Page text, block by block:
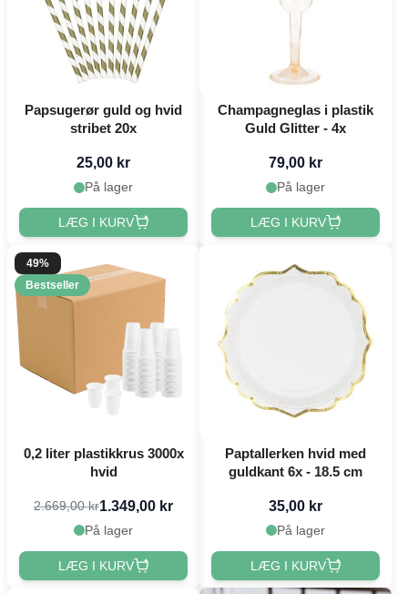
Papsugerør guld og hvid
stribet 20x
25,00 kr
På lager
LÆG I KURV
Champagneglas i plastik
Guld Glitter - 4x
79,00 kr
På lager
LÆG I KURV
49%
Bestseller
0,2 liter plastikkrus 3000x
hvid
2.669,00 kr1.349,00 kr
På lager
LÆG I KURV
Paptallerken hvid med
guldkant 6x - 18.5 cm
35,00 kr
På lager
LÆG I KURV